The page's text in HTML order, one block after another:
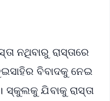
ନଥିବାରୁ ରାସ୍ତାରେ
ବିବାଦକୁ ନେଇ
ସ୍କୁଲକୁ ଯିବାକୁ ରାସ୍ତା